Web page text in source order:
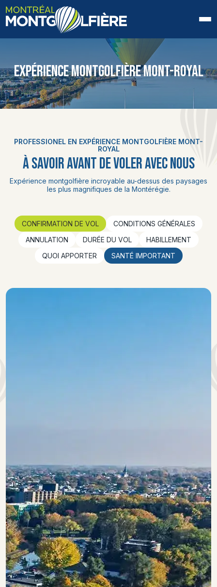
QUI SOMMES-NOUS
FAQ
PHOTOS ET VIDÉOS
EXPÉRIENCE MONTGOLFIÈRE MONT-ROYAL
PROFESSIONEL EN EXPÉRIENCE MONTGOLFIÈRE MONT-
ROYAL
À SAVOIR AVANT DE VOLER AVEC NOUS
Expérience montgolfière incroyable au-dessus des paysages
les plus magnifiques de la Montérégie.
CONFIRMATION DE VOL
CONDITIONS GÉNÉRALES
ANNULATION
DURÉE DU VOL
HABILLEMENT
QUOI APPORTER
SANTÉ IMPORTANT